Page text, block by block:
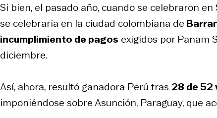
Si bien, el pasado año, cuando se celebraron
se celebraría en la ciudad colombiana de
incumplimiento de pagos exigidos por Panam
diciembre.
Así, ahora, resultó ganadora Perú tras 28 de 52
imponiéndose sobre Asunción, Paraguay, que